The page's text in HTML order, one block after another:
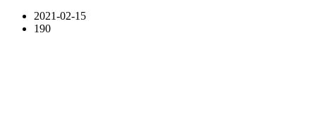
2021-02-15
190